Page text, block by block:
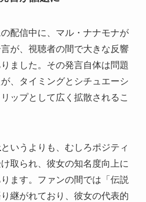
配信中に、マル・ナナモナが
が、視聴者の間で大きな反響
ました。その発言自体は問題
、タイミングとシチュエーシ
ップとして広く拡散されるこ
というよりも、むしろポジティ
取られ、彼女の知名度向上に
ます。ファンの間では「伝説
継がれており、彼女の代表的